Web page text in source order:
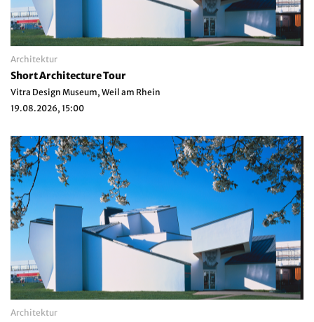
Architektur
Short Architecture Tour
Vitra Design Museum, Weil am Rhein
19.08.2026, 15:00
Architektur